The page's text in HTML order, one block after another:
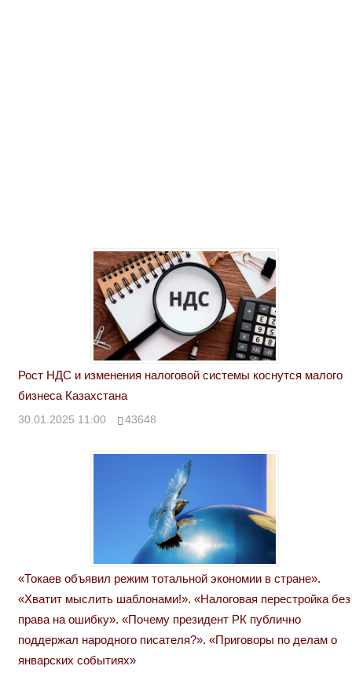
Рост НДС и изменения налоговой системы коснутся малого
бизнеса Казахстана
30.01.2025 11:00 43648
«Токаев объявил режим тотальной экономии в стране».
«Хватит мыслить шаблонами!». «Налоговая перестройка без
права на ошибку». «Почему президент РК публично
поддержал народного писателя?». «Приговоры по делам о
январских событиях»